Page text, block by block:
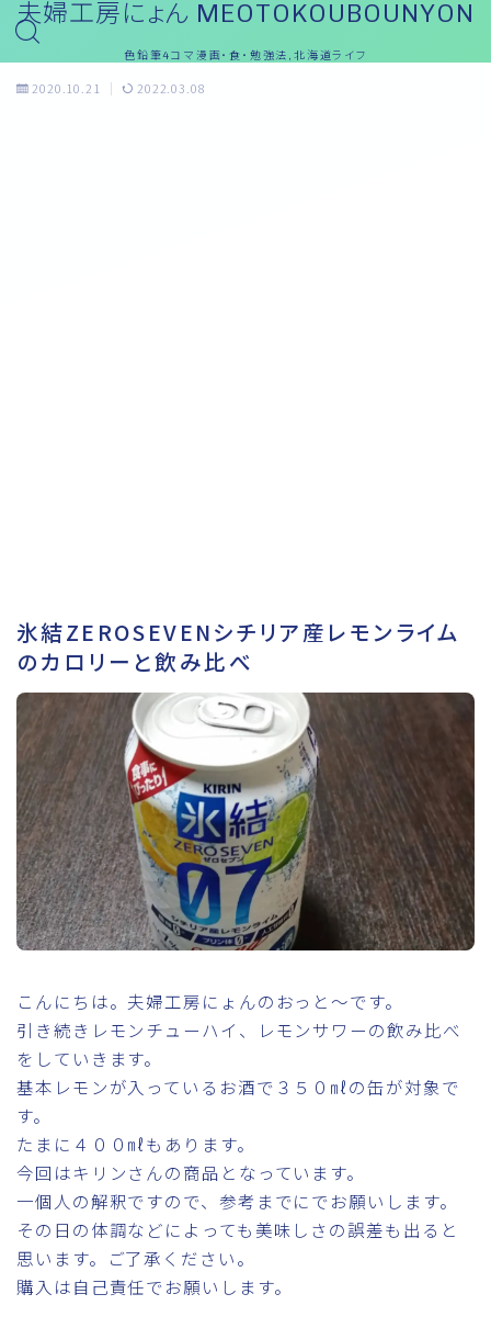
夫婦工房にょん MEOTOKOUBOUNYON
色鉛筆4コマ漫画・食・勉強法,北海道ライフ
2020.10.21 2022.03.08
氷結ZEROSEVENシチリア産レモンライム
のカロリーと飲み比べ
こんにちは。夫婦工房にょんのおっと～です。
引き続きレモンチューハイ、レモンサワーの飲み比べ
をしていきます。
基本レモンが入っているお酒で３５０㎖の缶が対象で
す。
たまに４００㎖もあります。
今回はキリンさんの商品となっています。
一個人の解釈ですので、参考までにでお願いします。
その日の体調などによっても美味しさの誤差も出ると
思います。ご了承ください。
購入は自己責任でお願いします。